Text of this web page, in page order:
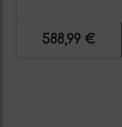
588,99 €